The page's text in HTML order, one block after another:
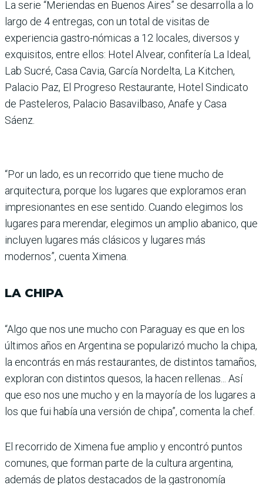
La serie “Meriendas en Buenos Aires” se desarrolla a lo
largo de 4 entregas, con un total de visitas de
experiencia gastro-nómicas a 12 locales, diversos y
exquisitos, entre ellos: Hotel Alvear, confitería La Ideal,
Lab Sucré, Casa Cavia, García Nordelta, La Kitchen,
Palacio Paz, El Progreso Restaurante, Hotel Sindicato
de Pasteleros, Palacio Basavilbaso, Anafe y Casa
Sáenz.
“Por un lado, es un recorrido que tiene mucho de
arquitectura, porque los lugares que exploramos eran
impresionantes en ese sentido. Cuando elegimos los
lugares para merendar, elegimos un amplio abanico, que
incluyen lugares más clásicos y lugares más
modernos”, cuenta Ximena.
LA CHIPA
“Algo que nos une mucho con Paraguay es que en los
últimos años en Argentina se popularizó mucho la chipa,
la encontrás en más restaurantes, de distintos tamaños,
exploran con distintos quesos, la hacen rellenas... Así
que eso nos une mucho y en la mayoría de los lugares a
los que fui había una versión de chipa”, comenta la chef.
El recorrido de Ximena fue amplio y encontró puntos
comunes, que forman parte de la cultura argentina,
además de platos destacados de la gastronomía